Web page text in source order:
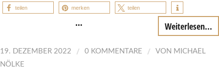
teilen merken teilen
… Weiterlesen...
19. DEZEMBER 2022 / 0 KOMMENTARE / VON MICHAEL
NÖLKE